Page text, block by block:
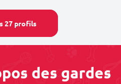
27 profils
des gardes